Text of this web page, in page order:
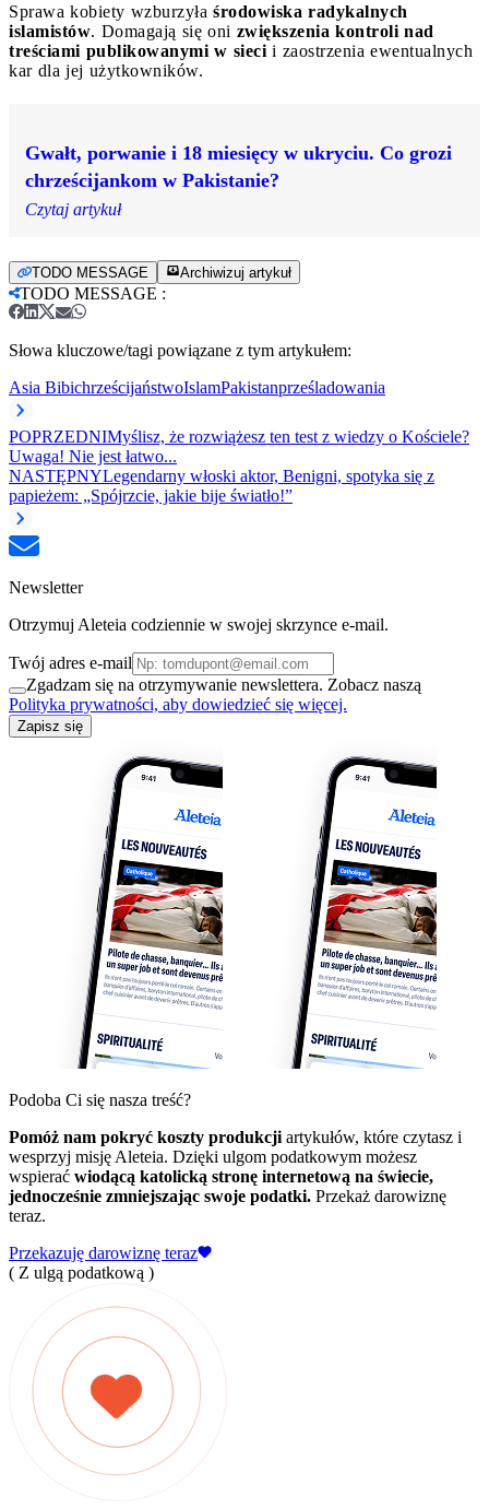
Sprawa kobiety wzburzyła środowiska radykalnych
islamistów. Domagają się oni zwiększenia kontroli nad
treściami publikowanymi w sieci i zaostrzenia ewentualnych
kar dla jej użytkowników.
Gwałt, porwanie i 18 miesięcy w ukryciu. Co grozi
chrześcijankom w Pakistanie?
Czytaj artykuł
TODO MESSAGE Archiwizuj artykuł
TODO MESSAGE :
Słowa kluczowe/tagi powiązane z tym artykułem:
Asia BibichrześcijaństwoIslamPakistanprześladowania
POPRZEDNIMyślisz, że rozwiążesz ten test z wiedzy o Kościele?
Uwaga! Nie jest łatwo...
NASTĘPNYLegendarny włoski aktor, Benigni, spotyka się z
papieżem: „Spójrzcie, jakie bije światło!”
Newsletter
Otrzymuj Aleteia codziennie w swojej skrzynce e-mail.
Twój adres e-mail
Zgadzam się na otrzymywanie newslettera. Zobacz naszą
Polityka prywatności, aby dowiedzieć się więcej.
Zapisz się
Podoba Ci się nasza treść?
Pomóż nam pokryć koszty produkcji artykułów, które czytasz i
wesprzyj misję Aleteia. Dzięki ulgom podatkowym możesz
wspierać wiodącą katolicką stronę internetową na świecie,
jednocześnie zmniejszając swoje podatki. Przekaż darowiznę
teraz.
Przekazuję darowiznę teraz
( Z ulgą podatkową )